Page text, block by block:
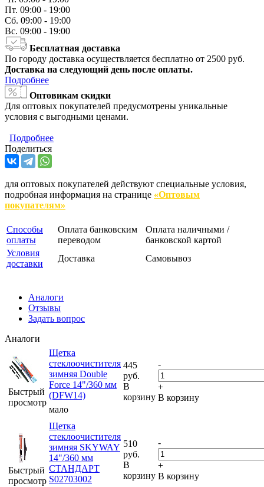
Пт. 09:00 - 19:00
Сб. 09:00 - 19:00
Вс. 09:00 - 19:00
Бесплатная доставка
По городу доставка осуществляется бесплатно от 2500 руб.
Доставка на следующий день после оплаты.
Подробнее
Оптовикам скидки
Для оптовых покупателей предусмотрены уникальные
условия с выгодными ценами.
Подробнее
Поделиться
для оптовых покупателей действуют специальные условия,
подробная информация на странице «Оптовым
покупателям»
Способы
оплаты
Оплата банковским
переводом
Оплата наличными /
банковской картой
Условия
доставки
Доставка Самовывоз
Аналоги
Отзывы
Задать вопрос
Аналоги
Быстрый
просмотр
Щетка
стеклоочистителя
зимняя Double
Force 14"/360 мм
(DFW14)
мало
445
руб.
В
корзину
-
+
В корзину
Быстрый
просмотр
Щетка
стеклоочистителя
зимняя SKYWAY
14"/360 мм
СТАНДАРТ
S02703002
510
руб.
В
корзину
-
+
В корзину